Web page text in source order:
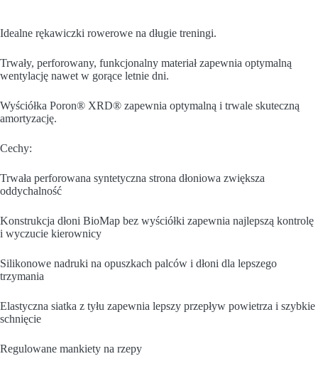
Idealne rękawiczki rowerowe na długie treningi.
Trwały, perforowany, funkcjonalny materiał zapewnia optymalną
wentylację nawet w gorące letnie dni.
Wyściółka Poron® XRD® zapewnia optymalną i trwale skuteczną
amortyzację.
Cechy:
Trwała perforowana syntetyczna strona dłoniowa zwiększa
oddychalność
Konstrukcja dłoni BioMap bez wyściółki zapewnia najlepszą kontrolę
i wyczucie kierownicy
Silikonowe nadruki na opuszkach palców i dłoni dla lepszego
trzymania
Elastyczna siatka z tyłu zapewnia lepszy przepływ powietrza i szybkie
schnięcie
Regulowane mankiety na rzepy